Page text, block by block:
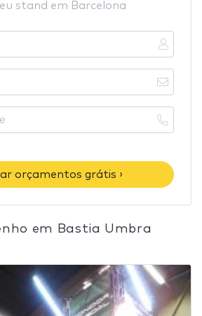
stand em Barcelona
orçamentos grátis ›
em Bastia Umbra